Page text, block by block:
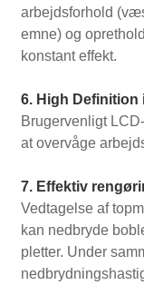
arbejdsforhold
emne) og
konstant effekt.
6. High
Brugervenligt
at overvåge
7. Effektiv
Vedtagelse af
kan nedbryde
pletter. Under